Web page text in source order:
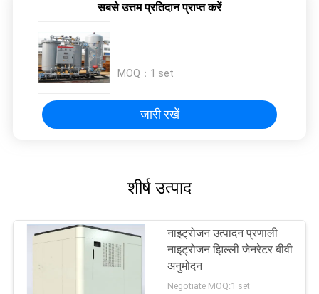
सबसे उत्तम प्रतिदान प्राप्त करें
MOQ： 1 set
जारी रखें
शीर्ष उत्पाद
नाइट्रोजन उत्पादन प्रणाली
नाइट्रोजन झिल्ली जेनरेटर बीवी
अनुमोदन
Negotiate MOQ:1 set